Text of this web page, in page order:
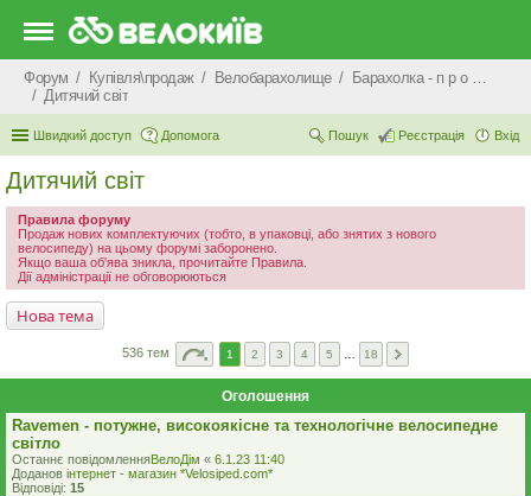
Форум Купівля\продаж Велобарахолище
Барахолка - п р о д а ж
Дитячий світ
Швидкий доступ Допомога Вхід
Реєстрація
Пошук
Дитячий світ
Правила форуму
Продаж нових комплектуючих (тобто, в упаковці, або знятих з нового
велосипеду) на цьому форумі заборонено.
Якщо ваша об'ява зникла, прочитайте Правила.
Дії адміністрації не обговорюються
Нова тема
536 тем 1 2 3 4 5 18
Оголошення
Ravemen - потужне, високоякісне та технологічне велосипедне
світло
Останнє повідомленняВелоДім « 6.1.23 11:40
Доданов iнтернет - магазин *Velosiped.com*
Відповіді: 15